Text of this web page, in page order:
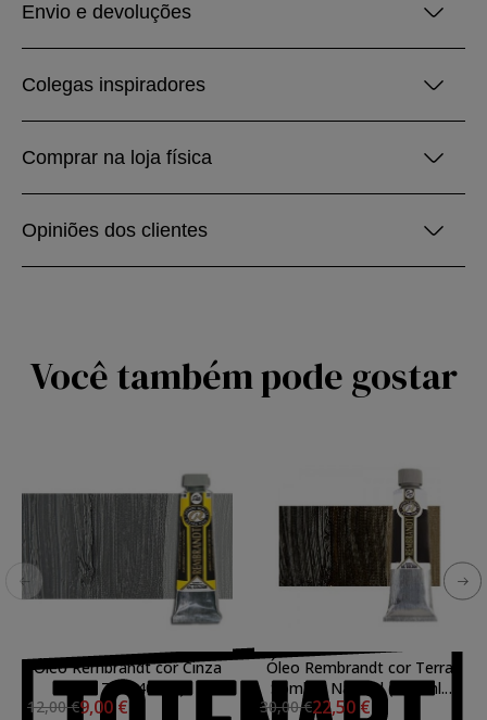
Envio e devoluções
Colegas inspiradores
Comprar na loja física
Opiniões dos clientes
Você também pode gostar
Óleo Rembrandt cor Cinza
Fria 717 (40 ml.)
12,00 €9,00 €
Óleo Rembrandt cor Terra
Sombra Natural (150 ml.)
408
30,00 €22,50 €